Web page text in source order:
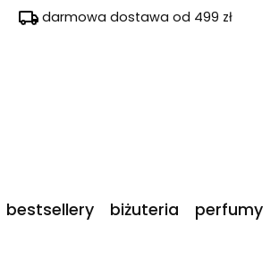
darmowa dostawa od 499 zł
bestsellery biżuteria perfumy